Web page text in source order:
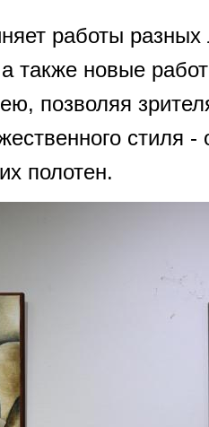
работы разных
также новые
позволяя
стиля -
полотен.